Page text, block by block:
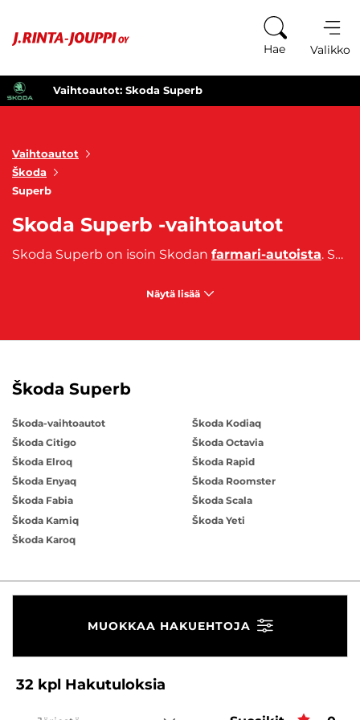
Hae Valikko
Vaihtoautot: Skoda Superb
Vaihtoautot
Škoda
Superb
Skoda Superb -vaihtoautot
Skoda Superb on isoin Skodan farmari-autoista. Skoda Superb -vaihtoautoille on tyypillistä pitkä akseliväli, joka tarkoittaa ylellisesti tilaa, joka näkyy esimerkiksi takapenkin leveytenä. Skoda Superb -vaihtoautot on kaiken kaikkiaan tilavia ja tavaratila on erittäin iso, joten ne sopivat erinomaisesti perheille tai muille paljon tilaa tarvitseville. Skoda Superb -vaihtoautot ovat kokonaisuudessaan tyylikkäästi muotoiltua ja hienostuneita yksityiskohtia sisältäviä autoja. Mikäli siis kaipaat isoa ja tyylikästä autoa, voisi Skoda Superb -vaihtoauto olla sinulle oikea valinta.
Näytä lisää
Škoda Superb
Škoda-vaihtoautot
Škoda Citigo
Škoda Elroq
Škoda Enyaq
Škoda Fabia
Škoda Kamiq
Škoda Karoq
Škoda Kodiaq
Škoda Octavia
Škoda Rapid
Škoda Roomster
Škoda Scala
Škoda Yeti
MUOKKAA HAKUEHTOJA
32 kpl Hakutuloksia